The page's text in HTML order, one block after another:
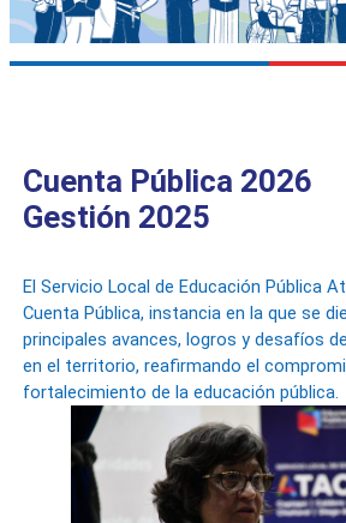
Cuenta Pública 2026
Gestión 2025
El Servicio Local de Educación Pública
Cuenta Pública, instancia en la que se
principales avances, logros y desafíos
en el territorio, reafirmando el
fortalecimiento de la educación pública.